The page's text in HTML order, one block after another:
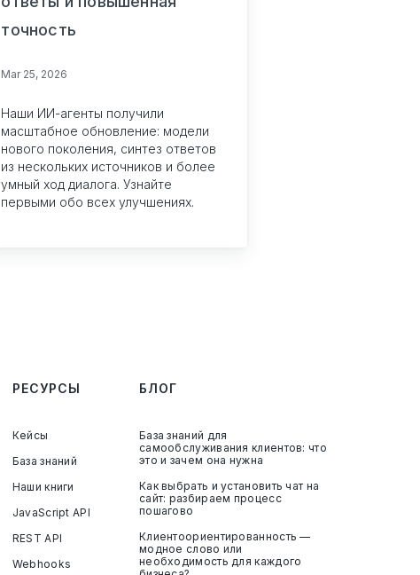
точность
Mar 25, 2026
Наши ИИ-агенты получили
масштабное обновление: модели
нового поколения, синтез ответов
из нескольких источников и более
умный ход диалога. Узнайте
первыми обо всех улучшениях.
РЕСУРСЫ
Кейсы
База знаний
Наши книги
JavaScript API
REST API
Webhooks
БЛОГ
База знаний для
самообслуживания клиентов: что
это и зачем она нужна
Как выбрать и установить чат на
сайт: разбираем процесс
пошагово
Клиентоориентированность —
модное слово или
необходимость для каждого